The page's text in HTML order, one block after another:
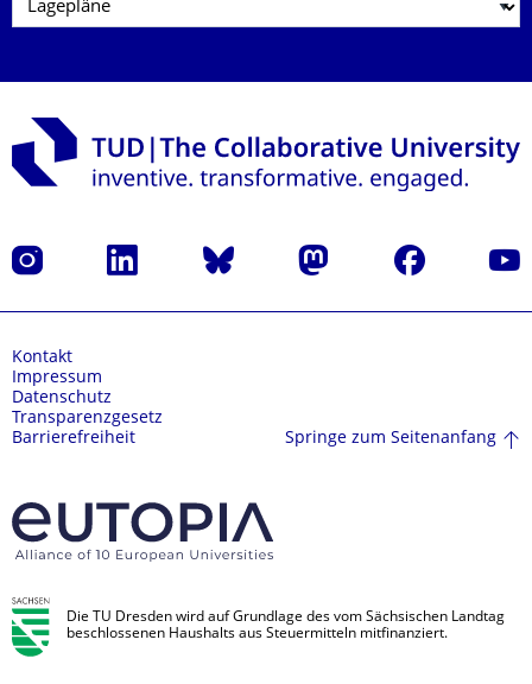
Instagram LinkedIn Bluesky Mastodon Facebook
Kontakt
Impressum
Datenschutz
Transparenzgesetz
Barrierefreiheit
Springe zum Seitenanfang
Die TU Dresden wird auf Grundlage des vom Sächsischen Landtag
beschlossenen Haushalts aus Steuermitteln mitfinanziert.